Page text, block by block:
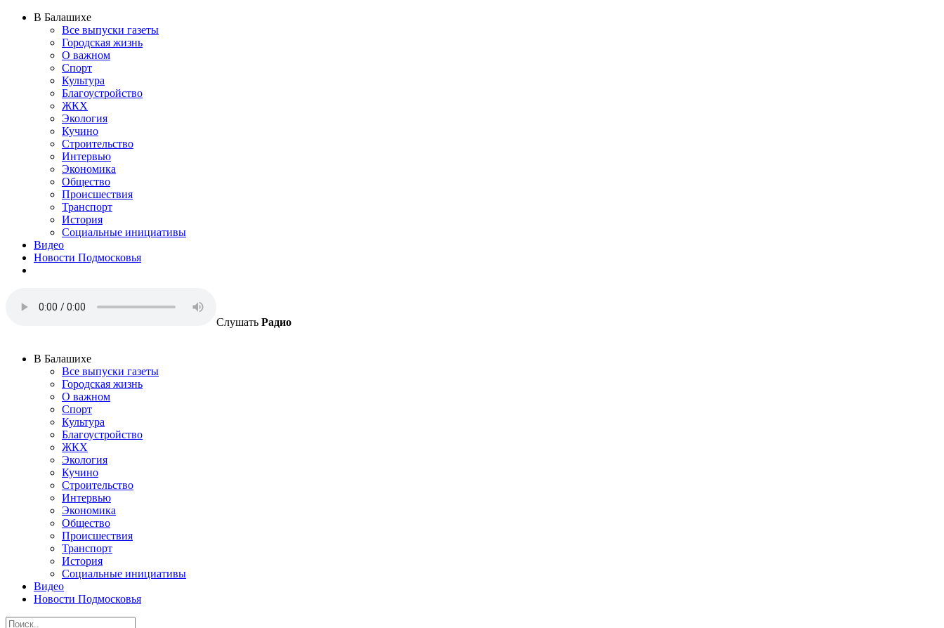
В Балашихе
Все выпуски газеты
Городская жизнь
О важном
Спорт
Культура
Благоустройство
ЖКХ
Экология
Кучино
Строительство
Интервью
Экономика
Общество
Происшествия
Транспорт
История
Социальные инициативы
Видео
Новости Подмосковья
Слушать Радио
В Балашихе
Все выпуски газеты
Городская жизнь
О важном
Спорт
Культура
Благоустройство
ЖКХ
Экология
Кучино
Строительство
Интервью
Экономика
Общество
Происшествия
Транспорт
История
Социальные инициативы
Видео
Новости Подмосковья